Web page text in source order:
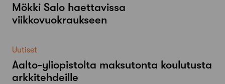
Mökki Salo haettavissa
viikkovuokraukseen
Uutiset
Aalto-​yliopistolta maksutonta koulutusta
arkkitehdeille